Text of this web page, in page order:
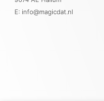
E: info@magicdat.nl